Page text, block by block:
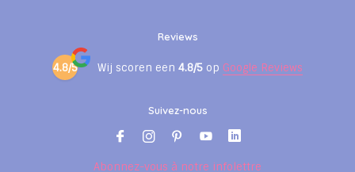
Reviews
4.8/5 Wij scoren een 4.8/5 op Google Reviews
Suivez-nous
Abonnez-vous à notre infolettre